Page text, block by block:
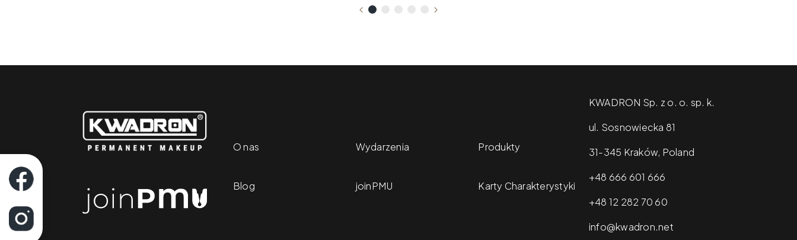
O nas Wydarzenia Produkty
Blog joinPMU Karty Charakterystyki
KWADRON Sp. z o. o. sp. k.
ul. Sosnowiecka 81
31-345 Kraków, Poland
+48 666 601 666
+48 12 282 70 60
info@kwadron.net